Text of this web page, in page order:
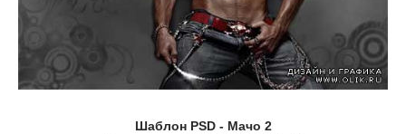
Шаблон PSD - Мачо 2